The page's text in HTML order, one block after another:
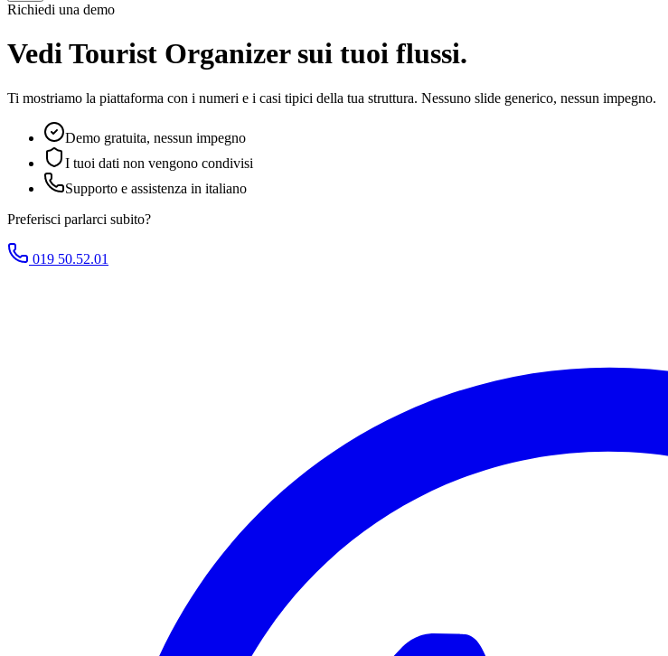
Richiedi una demo
Vedi Tourist Organizer sui tuoi flussi.
Ti mostriamo la piattaforma con i numeri e i casi tipici della tua struttura. Nessuno slide generico, nessun impegno.
Demo gratuita, nessun impegno
I tuoi dati non vengono condivisi
Supporto e assistenza in italiano
Preferisci parlarci subito?
019 50.52.01